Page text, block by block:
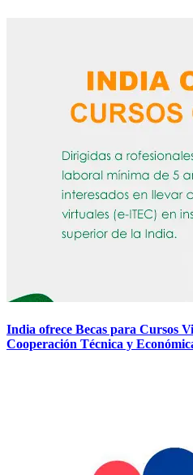
India ofrece Becas para Cursos
Cooperación Técnica y